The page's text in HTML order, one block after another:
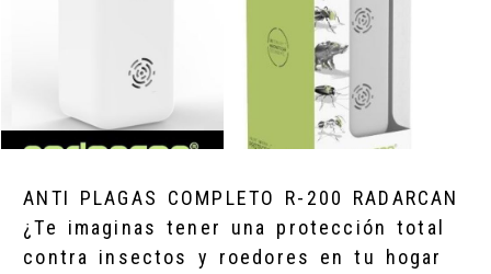
ANTI PLAGAS COMPLETO R-200 RADARCAN
¿Te imaginas tener una protección total
contra insectos y roedores en tu hogar